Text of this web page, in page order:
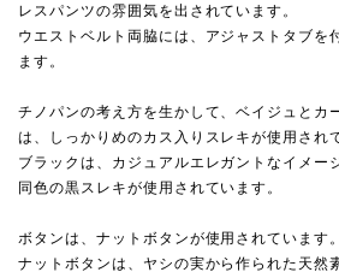
レスパンツの雰囲気を出されています。
ウエストベルト両脇には、アジャストタブを
ます。
チノパンの考え方を生かして、ベイジュとカ
は、しっかりめのカス入りスレキが使用され
ブラックは、カジュアルエレガントなイメー
同色の黒スレキが使用されています。
ボタンは、ナットボタンが使用されています。
ナットボタンは、ヤシの実から作られた天然